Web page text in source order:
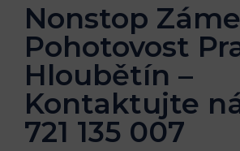
Nonstop
Pohotovost
Hloubětín –
Kontaktujte
721 135 007